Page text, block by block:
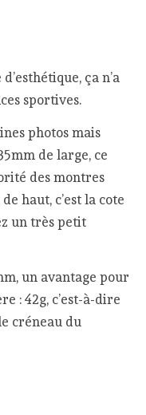
ça n’a
sportives.
photos mais
de large, ce
des montres
haut, c’est la cote
un très petit
un avantage pour
: 42g, c’est-à-dire
créneau du